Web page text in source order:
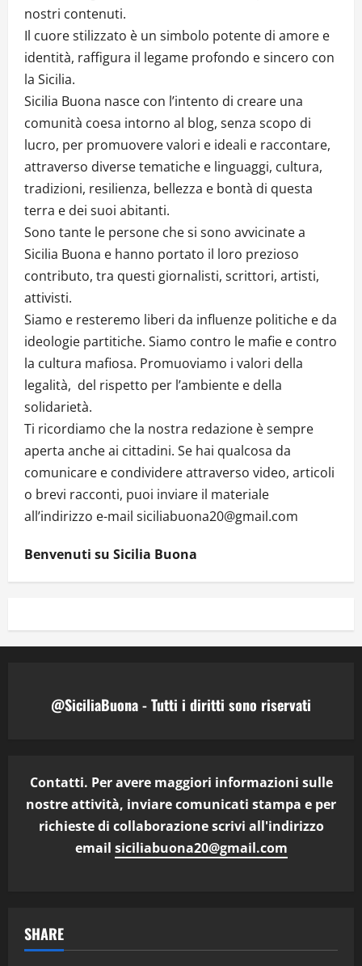
nostri contenuti.
Il cuore stilizzato è un simbolo potente di amore e
identità, raffigura il legame profondo e sincero con
la Sicilia.
Sicilia Buona nasce con l’intento di creare una
comunità coesa intorno al blog, senza scopo di
lucro, per promuovere valori e ideali e raccontare,
attraverso diverse tematiche e linguaggi, cultura,
tradizioni, resilienza, bellezza e bontà di questa
terra e dei suoi abitanti.
Sono tante le persone che si sono avvicinate a
Sicilia Buona e hanno portato il loro prezioso
contributo, tra questi giornalisti, scrittori, artisti,
attivisti.
Siamo e resteremo liberi da influenze politiche e da
ideologie partitiche. Siamo contro le mafie e contro
la cultura mafiosa. Promuoviamo i valori della
legalità, del rispetto per l’ambiente e della
solidarietà.
Ti ricordiamo che la nostra redazione è sempre
aperta anche ai cittadini. Se hai qualcosa da
comunicare e condividere attraverso video, articoli
o brevi racconti, puoi inviare il materiale
all’indirizzo e-mail siciliabuona20@gmail.com
Benvenuti su Sicilia Buona
@SiciliaBuona - Tutti i diritti sono riservati
Contatti. Per avere maggiori informazioni sulle
nostre attività, inviare comunicati stampa e per
richieste di collaborazione scrivi all'indirizzo
email siciliabuona20@gmail.com
SHARE